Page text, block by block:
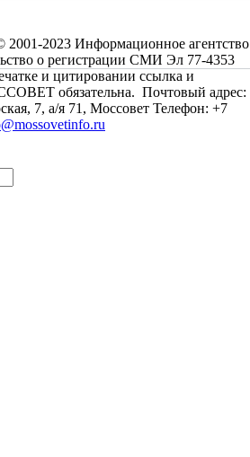
2023 Информационное агентство
о регистрации СМИ Эл 77-4353
и цитировании ссылка и
обязательна. Почтовый адрес:
7, а/я 71, Моссовет Телефон: +7